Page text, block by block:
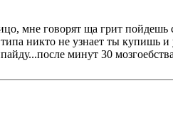
мне говорят ща грит пойдешь
никто не узнает ты купишь
минут 30